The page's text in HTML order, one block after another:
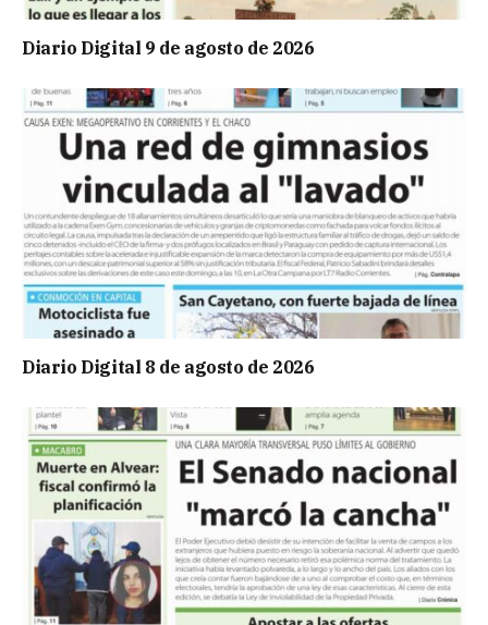
Diario Digital 9 de agosto de 2026
Diario Digital 8 de agosto de 2026